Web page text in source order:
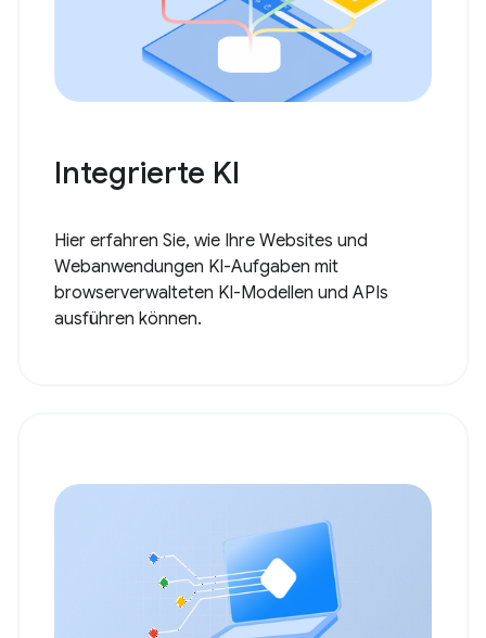
Integrierte KI
Hier erfahren Sie, wie Ihre Websites und
Webanwendungen KI-Aufgaben mit
browserverwalteten KI-Modellen und APIs
ausführen können.